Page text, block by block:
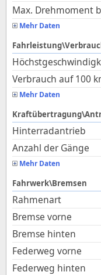
Max. Drehmoment
Mehr Daten
Verbrauch auf 100
Mehr Daten
Hinterradantrieb
Anzahl der Gänge
Mehr Daten
Fahrwerk\Bremsen
Rahmenart
Bremse vorne
Bremse hinten
Federweg vorne
Federweg hinten